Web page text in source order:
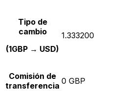
Tipo de
cambio
(1GBP → USD)
1.333200
Comisión de
transferencia 0 GBP